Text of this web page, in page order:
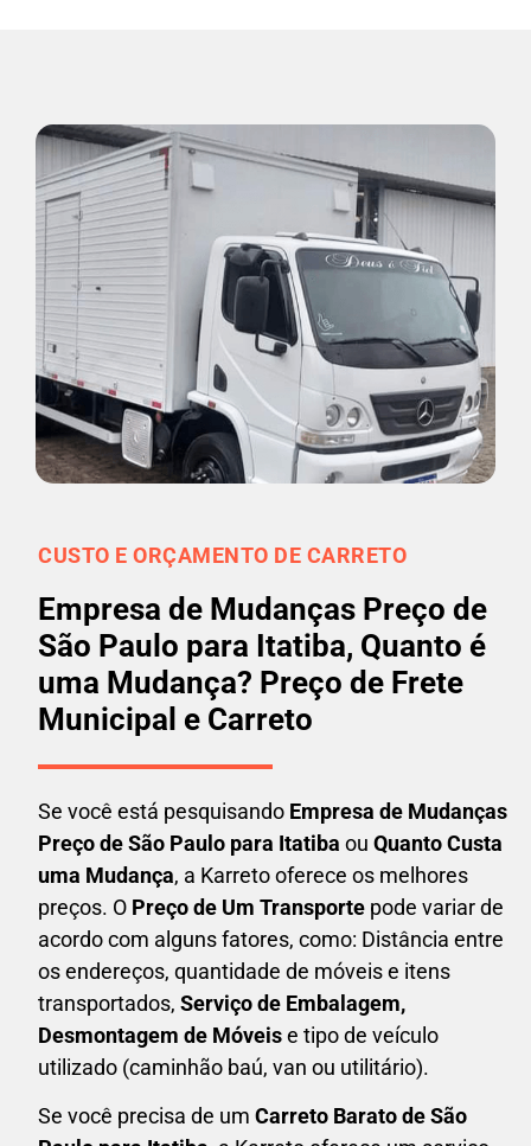
CUSTO E ORÇAMENTO DE CARRETO
Empresa de Mudanças Preço de
São Paulo para Itatiba, Quanto é
uma Mudança? Preço de Frete
Municipal e Carreto
Se você está pesquisando Empresa de Mudanças
Preço de São Paulo para Itatiba ou Quanto Custa
uma Mudança, a Karreto oferece os melhores
preços. O Preço de Um Transporte pode variar de
acordo com alguns fatores, como: Distância entre
os endereços, quantidade de móveis e itens
transportados, Serviço de Embalagem,
Desmontagem de Móveise tipo de veículo
utilizado (caminhão baú, van ou utilitário).
Se você precisa de um Carreto Baratode São